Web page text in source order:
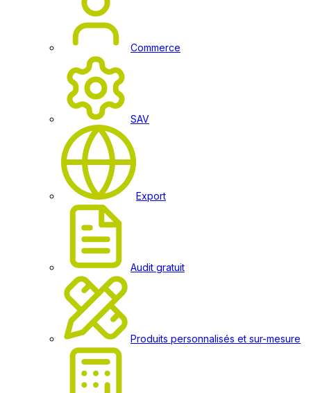
Commerce
SAV
Export
Audit gratuit
Produits personnalisés et sur-mesure